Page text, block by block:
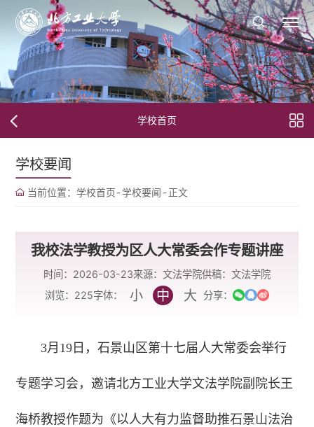
学校首页
学校要闻
当前位置： 学校首页-学校要闻 -正文
我校法学教授为区人大常委会作专题讲座
时间：2026-03-23来源：文法学院供稿：文法学院
浏览： 225字体： 小 中 大 分享：
3月19日，石景山区第十七届人大常委会举行
专题学习会，邀请北方工业大学文法学院副院长王
海桥教授作题为《以人大有力监督助推石景山法治